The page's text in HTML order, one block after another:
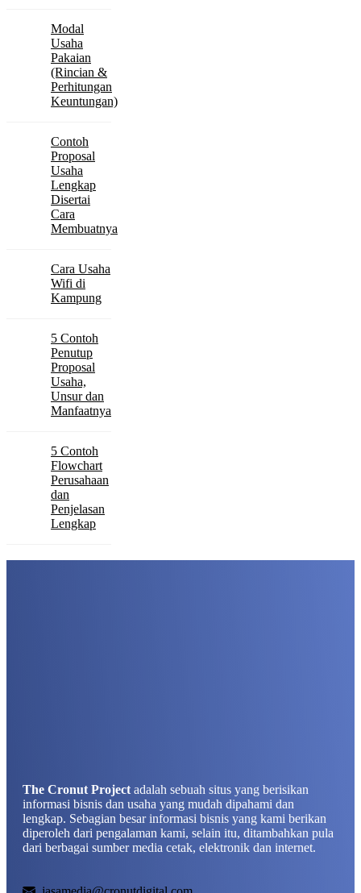
Modal
Usaha
Pakaian
(Rincian &
Perhitungan
Keuntungan)
Contoh
Proposal
Usaha
Lengkap
Disertai
Cara
Membuatnya
Cara Usaha
Wifi di
Kampung
5 Contoh
Penutup
Proposal
Usaha,
Unsur dan
Manfaatnya
5 Contoh
Flowchart
Perusahaan
dan
Penjelasan
Lengkap
The Cronut Project adalah sebuah situs yang berisikan
informasi bisnis dan usaha yang mudah dipahami dan
lengkap. Sebagian besar informasi bisnis yang kami berikan
diperoleh dari pengalaman kami, selain itu, ditambahkan pula
dari berbagai sumber media cetak, elektronik dan internet.